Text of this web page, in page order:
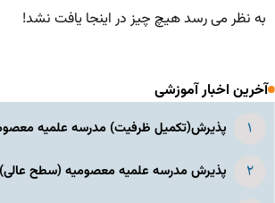
به نظر می رسد هیچ چیز در اینجا یافت نشد!
آخرین اخبار آموزشی
پذیرش(تکمیل ظرفیت) مدرسه علمیه
پذیرش مدرسه علمیه معصومیه‌ (سطح عالی)